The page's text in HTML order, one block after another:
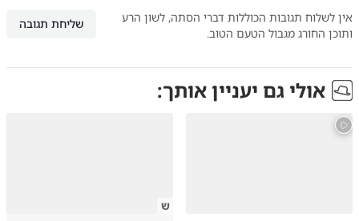
אין לשלוח תגובות הכוללות דברי הסתה, לשון הרע
ותוכן החורג מגבול הטעם הטוב.
שליחת תגובה
אולי גם יעניין אותך:
ש